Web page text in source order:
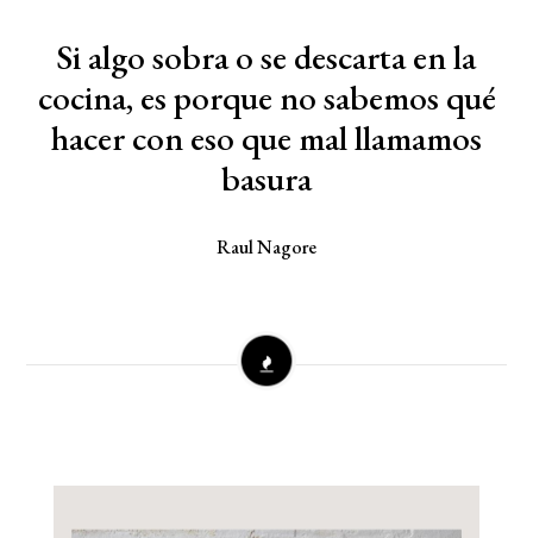
Si algo sobra o se descarta en la
cocina, es porque no sabemos qué
hacer con eso que mal llamamos
basura
Raul Nagore